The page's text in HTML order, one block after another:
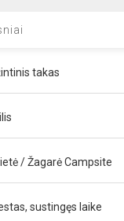
takas
/ Žagarė Campsite
sustingęs laike